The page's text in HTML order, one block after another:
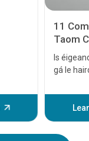
11
Taom
Is
gá le
bheith
tráthúil
airíonna